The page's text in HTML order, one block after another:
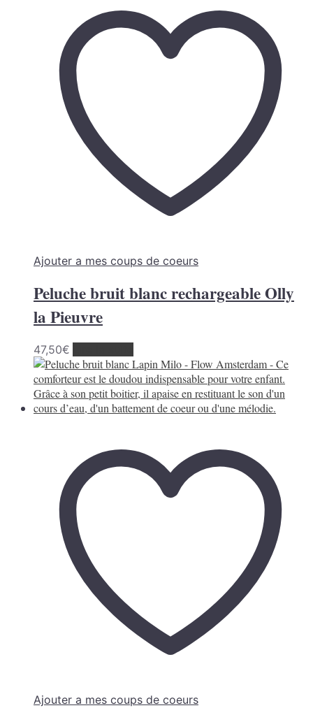
Ajouter a mes coups de coeurs
Peluche bruit blanc rechargeable Olly
la Pieuvre
47,50€
Ajouter a mes coups de coeurs